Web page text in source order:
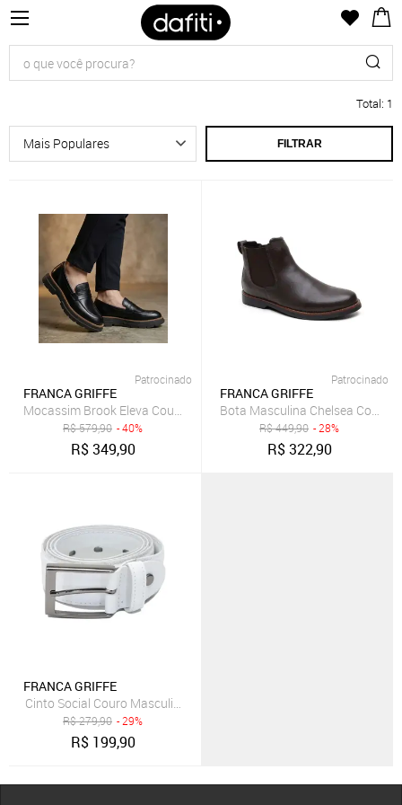
Total: 1
FILTRAR
Patrocinado
FRANCA GRIFFE
Mocassim Brook Eleva Couro Sola Tratorada Robusta Masculino
R$579,90 - 40%
R$349,90
Patrocinado
FRANCA GRIFFE
Bota Masculina Chelsea Couro
R$449,90 - 28%
R$322,90
FRANCA GRIFFE
Cinto Social Couro Masculino Fivela Metal Prata Elegante Branco
R$279,90 - 29%
R$ 199,90